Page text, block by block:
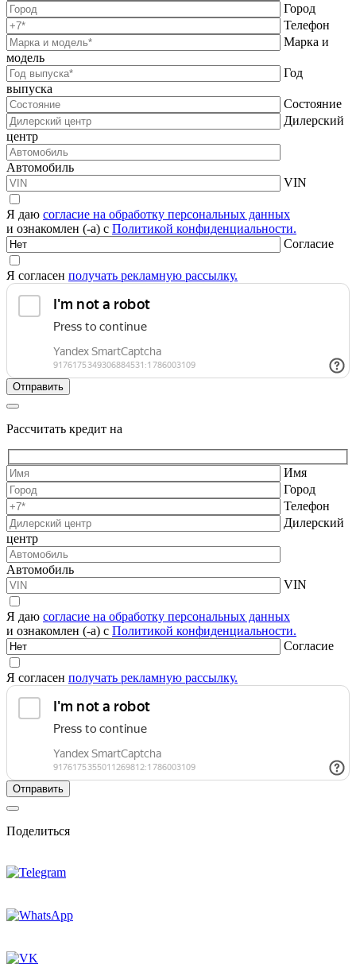
Город
Телефон
Марка и
модель
Год
выпуска
Состояние
Дилерский
центр
Автомобиль
VIN
Я даю согласие на обработку персональных данных
и ознакомлен (-а) с Политикой конфиденциальности.
Согласие
Я согласен получать рекламную рассылку.
Рассчитать кредит на
Имя
Город
Телефон
Дилерский
центр
Автомобиль
VIN
Я даю согласие на обработку персональных данных
и ознакомлен (-а) с Политикой конфиденциальности.
Согласие
Я согласен получать рекламную рассылку.
Поделиться